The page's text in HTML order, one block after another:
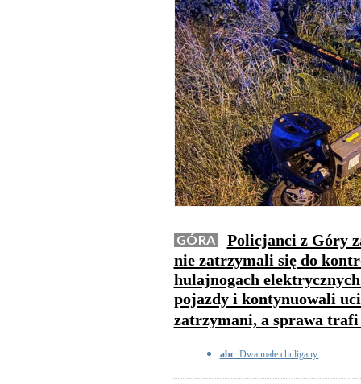
GÓRA
Policjanci z Góry
nie zatrzymali się do
hulajnogach
pojazdy i kontynuowali
zatrzymani, a sprawa trafi
abc: Dwa małe chuligany.